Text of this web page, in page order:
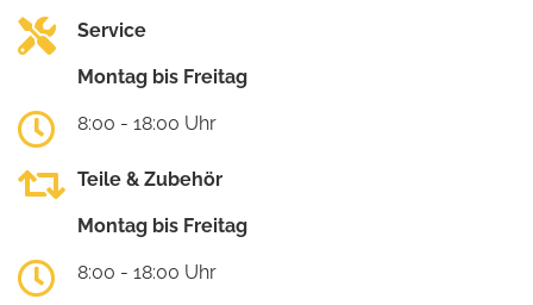
Service
Montag bis Freitag
8:00 - 18:00 Uhr
Teile & Zubehör
Montag bis Freitag
8:00 - 18:00 Uhr